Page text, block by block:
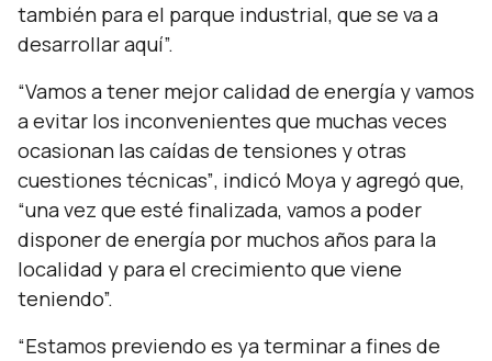
también para el parque industrial, que se va a
desarrollar aquí”.
“Vamos a tener mejor calidad de energía y vamos
a evitar los inconvenientes que muchas veces
ocasionan las caídas de tensiones y otras
cuestiones técnicas”, indicó Moya y agregó que,
“una vez que esté finalizada, vamos a poder
disponer de energía por muchos años para la
localidad y para el crecimiento que viene
teniendo”.
“Estamos previendo es ya terminar a fines de